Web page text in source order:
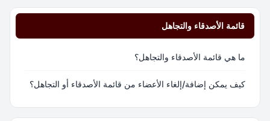
قائمة الأصدقاء والتجاهل
ما هي قائمة الأصدقاء والتجاهل؟
كيف يمكن إضافة/إلغاء الأعضاء من قائمة الأصدقاء أو التجاهل؟